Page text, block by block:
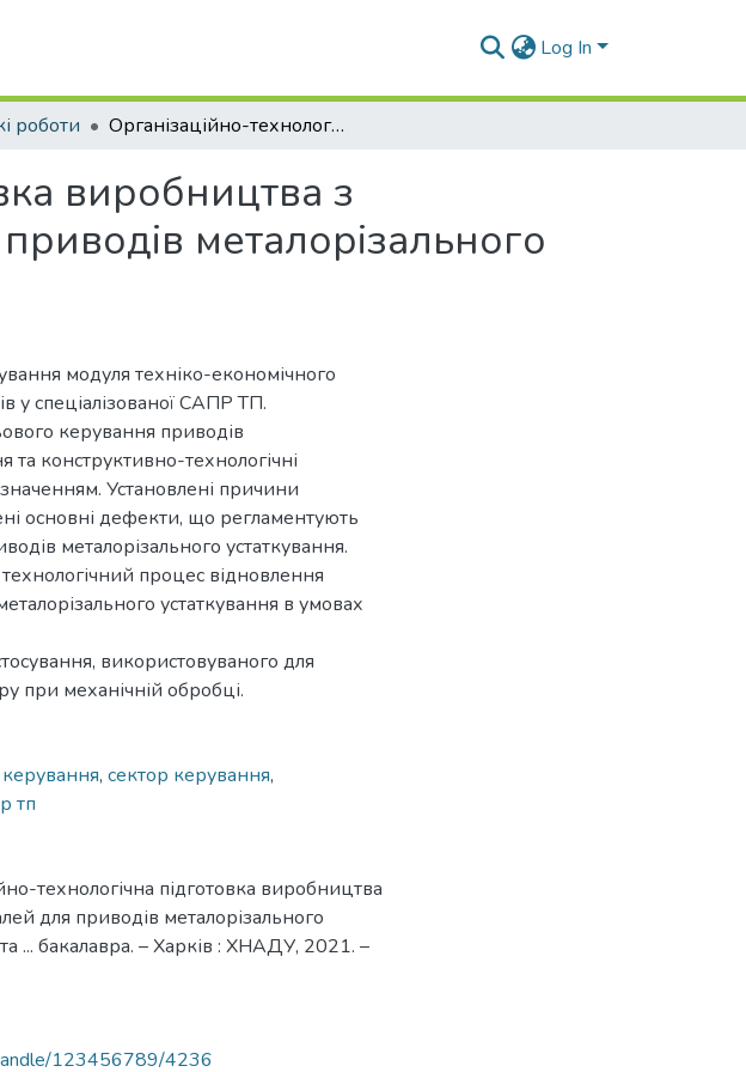
Log In
роботи Організаційно-технологічна підготовка виробництва з виготовлення запасних деталей для приводів металорізального устаткування
виробництва з
металорізального
модуля техніко-економічного
у спеціалізованої САПР ТП.
керування приводів
та конструктивно-технологічні
Установлені причини
основні дефекти, що регламентують
металорізального устаткування.
процес відновлення
устаткування в умовах
використовуваного для
при механічній обробці.
керування, сектор керування,
тп
технологічна підготовка виробництва
для приводів металорізального
... бакалавра. – Харків : ХНАДУ, 2021. –
123456789/4236